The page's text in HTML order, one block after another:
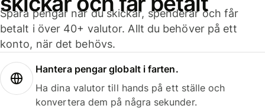
Spara pengar när du skickar, spenderar och får
betalt i över 40+ valutor. Allt du behöver på ett
konto, när det behövs.
Hantera pengar globalt i farten.
Ha dina valutor till hands på ett ställe och
konvertera dem på några sekunder.